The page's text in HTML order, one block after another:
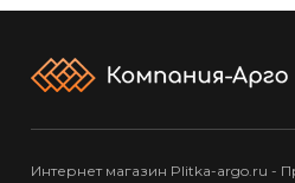
Интернет магазин Plitka-argo.ru -